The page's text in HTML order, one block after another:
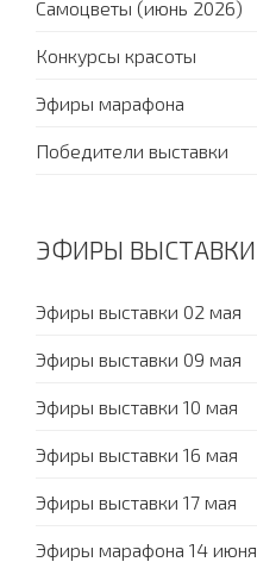
Самоцветы (июнь 2026)
Конкурсы красоты
Эфиры марафона
Победители выставки
ЭФИРЫ ВЫСТАВКИ
Эфиры выставки 02 мая
Эфиры выставки 09 мая
Эфиры выставки 10 мая
Эфиры выставки 16 мая
Эфиры выставки 17 мая
Эфиры марафона 14 июня